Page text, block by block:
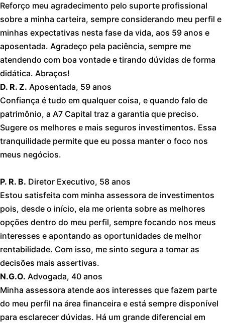
Reforço meu agradecimento pelo suporte profissional
sobre a minha carteira, sempre considerando meu perfil e
minhas expectativas nesta fase da vida, aos 59 anos e
aposentada. Agradeço pela paciência, sempre me
atendendo com boa vontade e tirando dúvidas de forma
didática. Abraços!
D. R. Z. Aposentada, 59 anos
Confiança é tudo em qualquer coisa, e quando falo de
patrimônio, a A7 Capital traz a garantia que preciso.
Sugere os melhores e mais seguros investimentos. Essa
tranquilidade permite que eu possa manter o foco nos
meus negócios.
P. R. B. Diretor Executivo, 58 anos
Estou satisfeita com minha assessora de investimentos
pois, desde o início, ela me orienta sobre as melhores
opções dentro do meu perfil, sempre focando nos meus
interesses e apontando as oportunidades de melhor
rentabilidade. Com isso, me sinto segura a tomar as
decisões mais assertivas.
N.G.O. Advogada, 40 anos
Minha assessora atende aos interesses que fazem parte
do meu perfil na área financeira e está sempre disponível
para esclarecer dúvidas. Há um grande diferencial em